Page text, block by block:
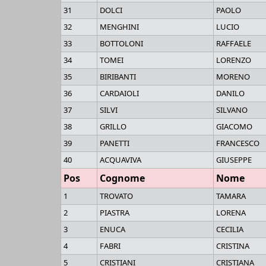
31 DOLCI
PAOLO
32
MENGHINI
LUCIO
33
BOTTOLONI
RAFFAELE
34
TOMEI
LORENZO
35
BIRIBANTI
MORENO
36
CARDAIOLI
DANILO
37
SILVI
SILVANO
38
GRILLO
GIACOMO
39
PANETTI
FRANCESCO
40
ACQUAVIVA GIUSEPPE
Pos Cognome Nome
1 TROVATO
TAMARA
2
PIASTRA
LORENA
3
ENUCA
CECILIA
4
FABRI
CRISTINA
5
CRISTIANI CRISTIANA